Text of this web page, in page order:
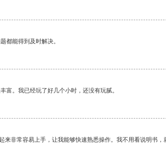
都能得到及时解决。
富。我已经玩了好几个小时，还没有玩腻。
来非常容易上手，让我能够快速熟悉操作。我不用看说明书，